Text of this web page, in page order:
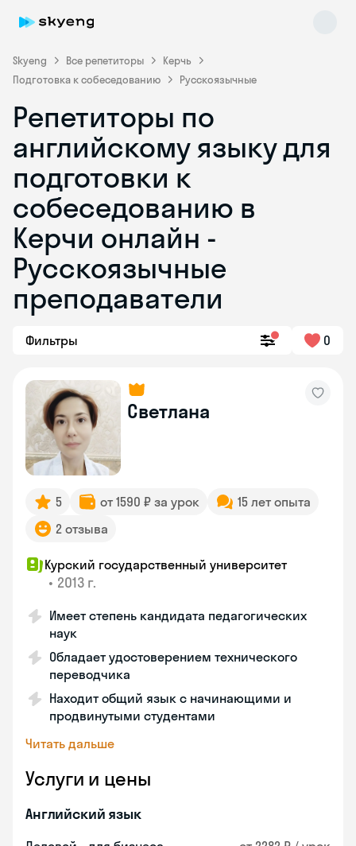
Skyeng Все репетиторы
Керчь
Подготовка к собеседованию
Русскоязычные
Репетиторы по
английскому языку для
подготовки к
собеседованию в
Керчи онлайн -
Русскоязычные
преподаватели
Фильтры 0
Светлана
5 от 1590 ₽ за урок
15 лет опыта
2 отзыва
Курский государственный университет
• 2013 г.
Имеет степень кандидата педагогических
наук
Обладает удостоверением технического
переводчика
Находит общий язык с начинающими и
продвинутыми студентами
Читать дальше
Услуги и цены
Английский язык
Skyeng Chat